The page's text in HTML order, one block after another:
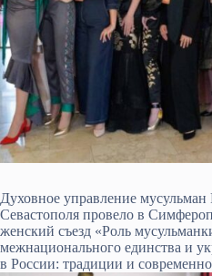
Духовное управление
Севастополя провело в
женский съезд «Роль
межнационального единства и
в России: традиции и